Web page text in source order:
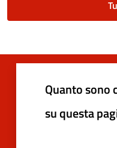
Quanto sono
su questa